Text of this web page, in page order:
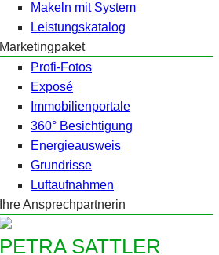
Makeln mit System
Leistungskatalog
Marketingpaket
Profi-Fotos
Exposé
Immobilienportale
360° Besichtigung
Energieausweis
Grundrisse
Luftaufnahmen
Ihre Ansprechpartnerin
PETRA SATTLER